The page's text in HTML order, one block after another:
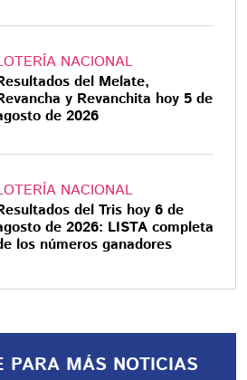
NACIONAL
del Melate,
y Revanchita hoy 5 de
de 2026
NACIONAL
del Tris hoy 6 de
de 2026: LISTA completa
los números ganadores
PARA MÁS NOTICIAS